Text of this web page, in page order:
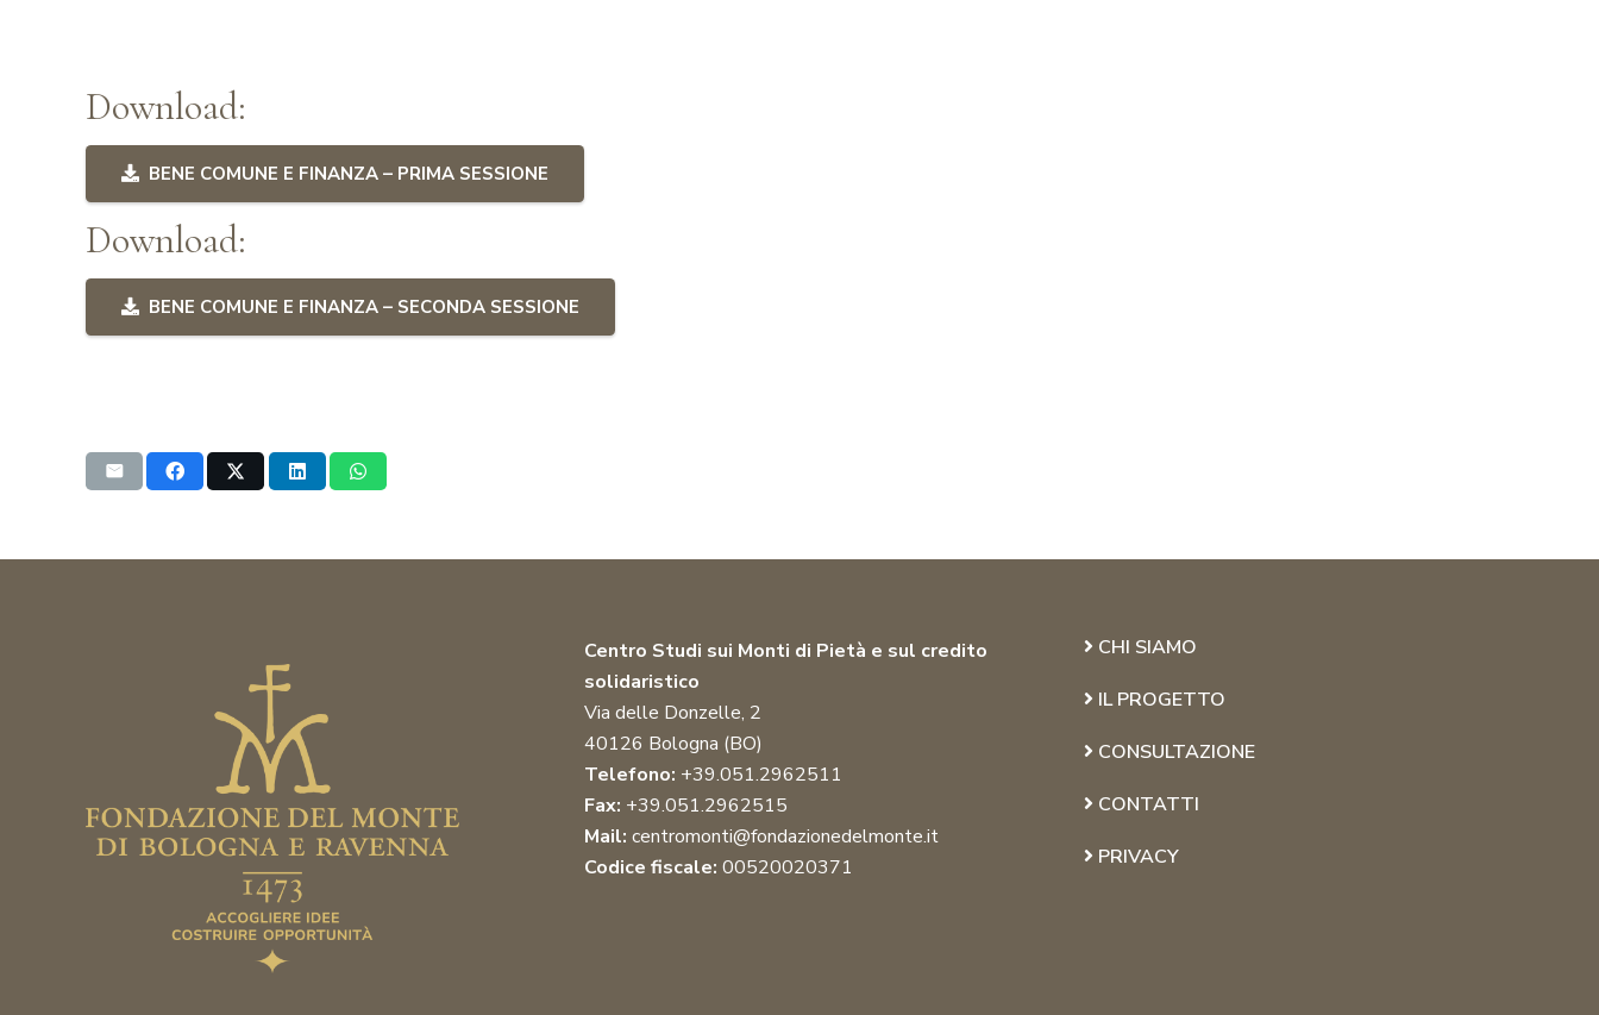
Download:
BENE COMUNE E FINANZA – PRIMA SESSIONE
Download:
BENE COMUNE E FINANZA – SECONDA SESSIONE
Centro Studi sui Monti di Pietà e sul credito
solidaristico
Via delle Donzelle, 2
40126 Bologna (BO)
Telefono: +39.051.2962511
Fax: +39.051.2962515
Mail: centromonti@fondazionedelmonte.it
Codice fiscale: 00520020371
CHI SIAMO
IL PROGETTO
CONSULTAZIONE
CONTATTI
PRIVACY